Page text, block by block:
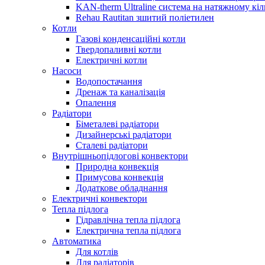
KAN-therm Ultraline система на натяжному
Rehau Rautitan зшитий поліетилен
Котли
Газові конденсаційні котли
Твердопаливні котли
Електричні котли
Насоси
Водопостачання
Дренаж та каналізація
Опалення
Радіатори
Біметалеві радіатори
Дизайнерські радіатори
Сталеві радіатори
Внутрішньопідлогові конвектори
Природна конвекція
Примусова конвекція
Додаткове обладнання
Електричні конвектори
Тепла підлога
Гідравлічна тепла підлога
Електрична тепла підлога
Автоматика
Для котлів
Для радіаторів